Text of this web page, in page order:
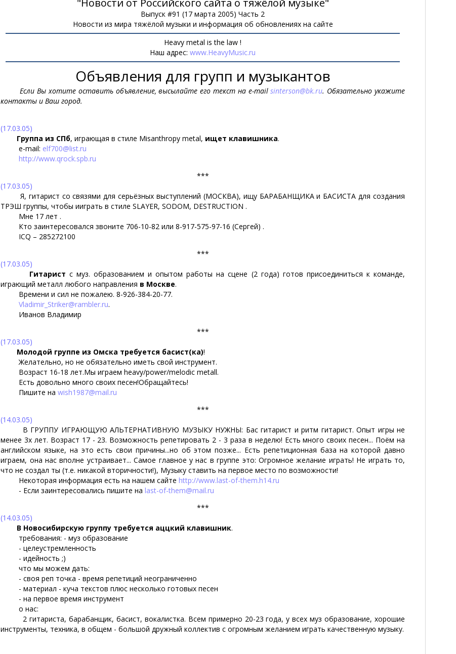
"Новости от Российского сайта о тяжёлой музыке"
Выпуск #91 (17 марта 2005) Часть 2
Новости из мира тяжёлой музыки и информация об обновлениях на сайте
Heavy metal is the law !
Наш адрес:www.HeavyMusic.ru
Объявления для групп и музыкантов
Если Вы хотите оставить объявление, высылайте его текст на e-mailsinterson@bk.ru. Обязательно укажите
контакты и Ваш город.
(17.03.05)
Группа из СПб, играющая в стиле Misanthropy metal, ищет клавишника.
e-mail: elf700@list.ru
http://www.qrock.spb.ru
***
(17.03.05)
Я, гитарист со связями для серьёзных выступлений (МОСКВА), ищу БАРАБАНЩИКА и БАСИСТА для создания
ТРЭШ группы, чтобы ииграть в стиле SLAYER, SODOM, DESTRUCTION .
Мне 17 лет .
Кто заинтересовался звоните 706-10-82 или 8-917-575-97-16 (Сергей) .
ICQ – 285272100
***
(17.03.05)
Гитарист с муз. образованием и опытом работы на сцене (2 года) готов присоединиться к команде,
играющий металл любого направления в Москве.
Времени и сил не пожалею. 8-926-384-20-77.
Vladimir_Striker@rambler.ru.
Иванов Владимир
***
(17.03.05)
Молодой группе из Омска требуется басист(ка)!
Желательно, но не обязательно иметь свой инструмент.
Возраст 16-18 лет.Мы играем heavy/power/melodic metall.
Есть довольно много своих песен!Обращайтесь!
Пишите наwish1987@mail.ru
***
(14.03.05)
В ГРУППУ ИГРАЮЩУЮ АЛЬТЕРНАТИВНУЮ МУЗЫКУ НУЖНЫ: Бас гитарист и ритм гитарист. Опыт игры не
менее 3х лет. Возраст 17 - 23. Возможность репетировать 2 - 3 раза в неделю! Есть много своих песен... Поём на
английском языке, на это есть свои причины...но об этом позже... Есть репетиционная база на которой давно
играем, она нас вполне устраивает... Самое главное у нас в группе это: Огромное желание играть! Не играть то,
что не создал ты (т.е. никакой вторичности!), Музыку ставить на первое место по возможности!
Некоторая информация есть на нашем сайте http://www.last-of-them.h14.ru
- Если заинтересовались пишите на last-of-them@mail.ru
***
(14.03.05)
В Новосибирскую группу требуется аццкий клавишник.
требования: - муз образование
- целеустремленность
- идейность ;)
что мы можем дать:
- своя реп точка - время репетиций неограниченно
- материал - куча текстов плюс несколько готовых песен
- на первое время инструмент
о нас:
2 гитариста, барабанщик, басист, вокалистка. Всем примерно 20-23 года, у всех муз образование, хорошие
инструменты, техника, в общем - большой дружный коллектив с огромным желанием играть качественную музыку.